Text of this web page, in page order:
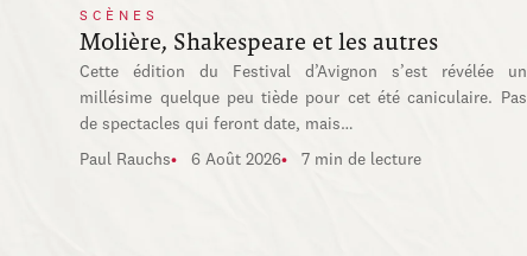
SCÈNES
Molière, Shakespeare et les autres
Cette édition du Festival d’Avignon s’est révélée un
millésime quelque peu tiède pour cet été caniculaire. Pas
de spectacles qui feront date, mais…
Paul Rauchs 6 Août 2026 7 min de lecture